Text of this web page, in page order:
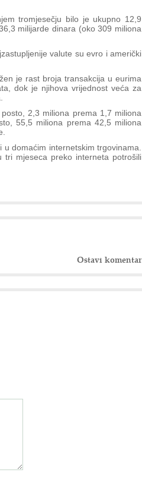
tromjesečju bilo je ukupno 12,9
milijarde dinara (oko 309 miliona
valute su evro i američki
je rast broja transakcija u eurima
dok je njihova vrijednost veća za
2,3 miliona prema 1,7 miliona
55,5 miliona prema 42,5 miliona
domaćim internetskim trgovinama.
mjeseca preko interneta potrošili
Ostavi komentar